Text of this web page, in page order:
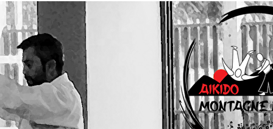
Menu
?>
Images de la page d'accueil
Cliquez pour éditer